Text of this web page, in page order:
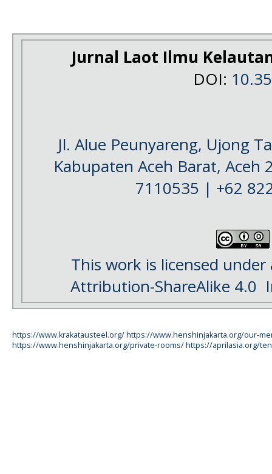
Jurnal Laot Ilmu
DOI:
Jl. Alue Peunyareng, Ujong
Kabupaten Aceh Barat, Aceh
7110535 | +62
This work is licensed
Attribution-ShareAlike 4.0
https://www.krakatausteel.org/https://www.henshinjakarta.org/our-
https://www.henshinjakarta.org/private-rooms/https://aprilasia.org/